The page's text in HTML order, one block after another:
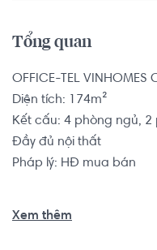
Tổng quan
OFFICE-TEL VINHOMES
Diện tích: 174m²
Kết cấu: 4 phòng ngủ, 2
Đầy đủ nội thất
Pháp lý: HĐ mua bán
Xem thêm